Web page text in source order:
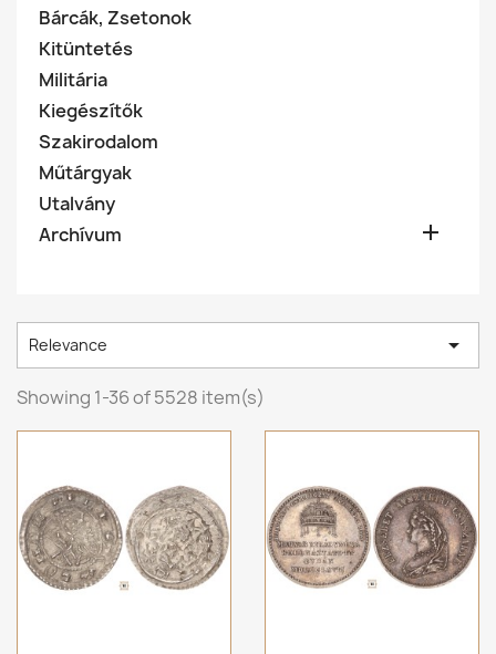
Bárcák, Zsetonok
Kitüntetés
Militária
Kiegészítők
Szakirodalom
Műtárgyak
Utalvány
Archívum

Relevance 
Showing 1-36 of 5528 item(s)